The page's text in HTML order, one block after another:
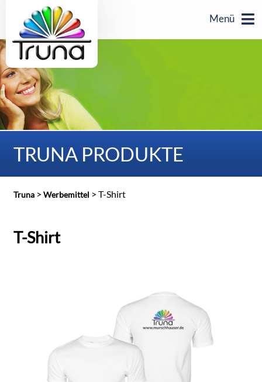
Menü
TRUNA PRODUKTE
Truna> Werbemittel > T-Shirt
T-Shirt